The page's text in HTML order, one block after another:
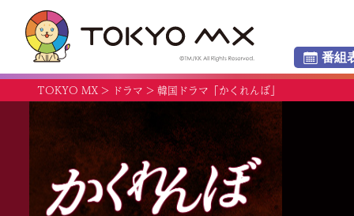
番組
TOKYO MX > ドラマ > 韓国ドラマ「かくれんぼ」
かくれんぼ